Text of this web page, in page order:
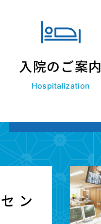
入院のご案内
Hospitalization
ン